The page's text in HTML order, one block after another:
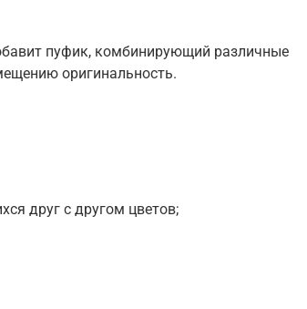
пуфик, комбинирующий различные
оригинальность.
друг с другом цветов;